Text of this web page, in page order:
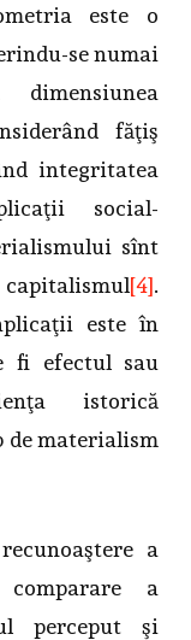
este o
se numai
făţiş
integritatea
social-
sînt
[4].
este în
fi efectul sau
istorică
de materialism
a
a
perceput şi